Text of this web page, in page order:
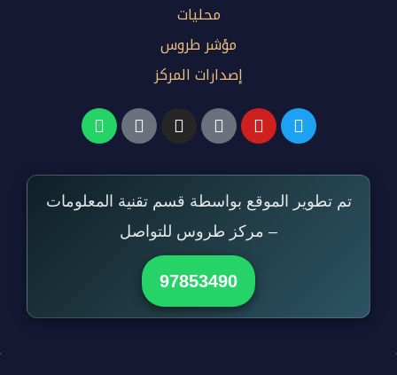
محليات
مؤشر طروس
إصدارات المركز
تم تطوير الموقع بواسطة قسم تقنية المعلومات
– مركز طروس للتواصل
97853490